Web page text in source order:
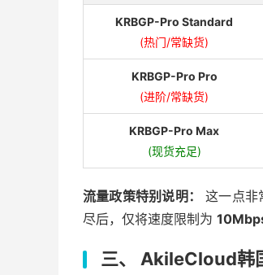
KRBGP-Pro Standard
(热门/常缺货)
KRBGP-Pro Pro
(进阶/常缺货)
KRBGP-Pro Max
(现货充足)
流量政策特别说明： 这一点非
尽后，仅将速度限制为
三、 AkileCloud韩